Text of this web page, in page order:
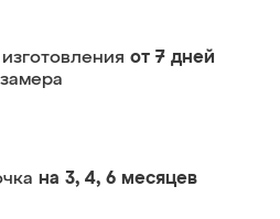
от 7 дней
на 3, 4, 6 месяцев